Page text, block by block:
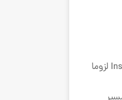
کسانی که از قبل حساب کاربری خود را ایجاد کرده اند در مسیر درست افزایش فروش در اینستاگرام هستند. اما فقط داشتن پروفایل Instagram لزوما